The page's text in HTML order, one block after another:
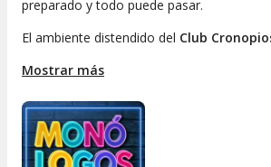
preparado y todo puede pasar.
El ambiente distendido del Club
una copa con amigos (o hacer nuevos).
Una experiencia diferente, divertida y
corazón de Barcelona.
Mostrar más